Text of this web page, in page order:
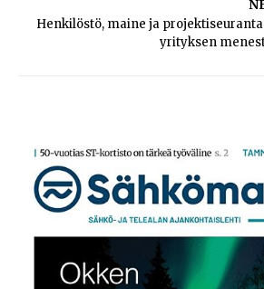
Henkilöstö, maine ja
yrityksen